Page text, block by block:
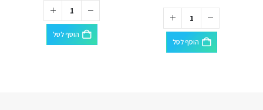
הוסף לסל
הוסף לסל